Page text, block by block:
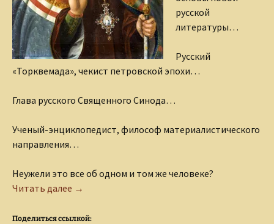
русской
литературы…
Русский
«Торквемада», чекист петровской эпохи…
Глава русского Священного Синода…
Ученый-энциклопедист, философ материалистического
направления…
Неужели это все об одном и том же человеке?
Читать далее Феофан Прокопович
→
Поделиться ссылкой: